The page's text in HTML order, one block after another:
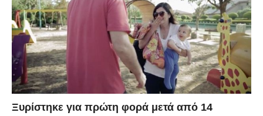
Ξυρίστηκε για πρώτη φορά μετά από 14